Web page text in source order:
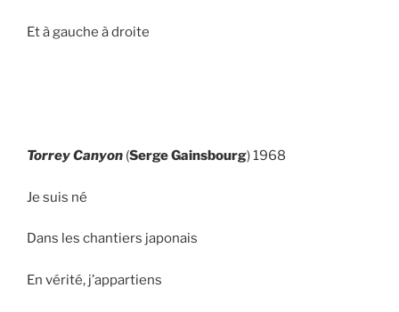
Et à gauche à droite
Torrey Canyon (Serge Gainsbourg) 1968
Je suis né
Dans les chantiers japonais
En vérité, j’appartiens